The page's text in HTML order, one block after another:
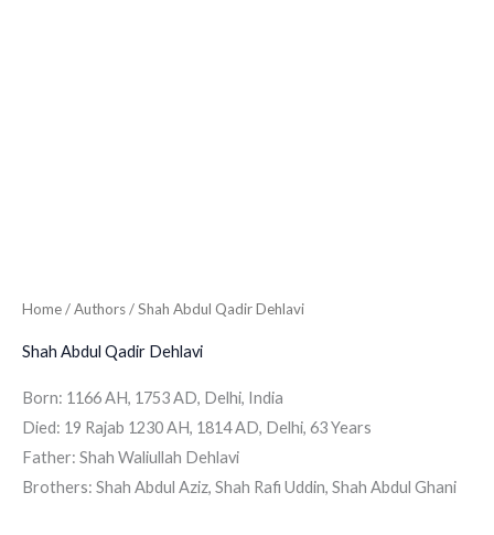
Home/ Authors / Shah Abdul Qadir Dehlavi
Shah Abdul Qadir Dehlavi
Born: 1166 AH, 1753 AD, Delhi, India
Died: 19 Rajab 1230 AH, 1814 AD, Delhi, 63 Years
Father: Shah Waliullah Dehlavi
Brothers: Shah Abdul Aziz, Shah Rafi Uddin, Shah Abdul Ghani